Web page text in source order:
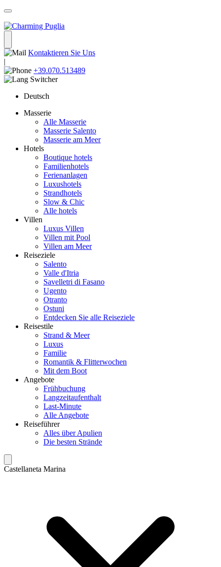
Kontaktieren Sie Uns
|
+39.070.513489
Deutsch
Masserie
Alle Masserie
Masserie Salento
Masserie am Meer
Hotels
Boutique hotels
Familienhotels
Ferienanlagen
Luxushotels
Strandhotels
Slow & Chic
Alle hotels
Villen
Luxus Villen
Villen mit Pool
Villen am Meer
Reiseziele
Salento
Valle d'Itria
Savelletri di Fasano
Ugento
Otranto
Ostuni
Entdecken Sie alle Reiseziele
Reisestile
Strand & Meer
Luxus
Familie
Romantik & Flitterwochen
Mit dem Boot
Angebote
Frühbuchung
Langzeitaufenthalt
Last-Minute
Alle Angebote
Reiseführer
Alles über Apulien
Die besten Strände
Castellaneta Marina